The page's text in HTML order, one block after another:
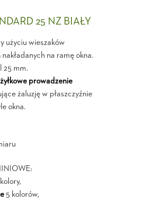
25 NZ BIAŁY
użyciu wieszaków
na ramę okna.
25 mm.
żyłkowe prowadzenie
żaluzję w płaszczyźnie
okna.
5 kolorów,